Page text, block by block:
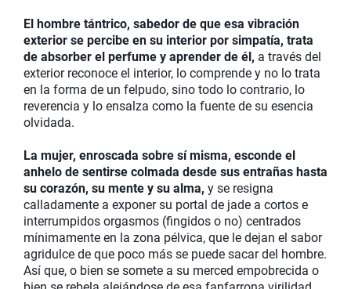
El hombre tántrico, sabedor de que esa vibración
exterior se percibe en su interior por simpatía, trata
de absorber el perfume y aprender de él, a través del
exterior reconoce el interior, lo comprende y no lo trata
en la forma de un felpudo, sino todo lo contrario, lo
reverencia y lo ensalza como la fuente de su esencia
olvidada.
La mujer, enroscada sobre sí misma, esconde el
anhelo de sentirse colmada desde sus entrañas hasta
su corazón, su mente y su alma, y se resigna
calladamente a exponer su portal de jade a cortos e
interrumpidos orgasmos (fingidos o no) centrados
mínimamente en la zona pélvica, que le dejan el sabor
agridulce de que poco más se puede sacar del hombre.
Así que, o bien se somete a su merced empobrecida o